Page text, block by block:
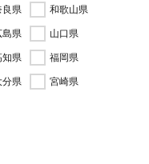
良県
和歌山県
島県
山口県
知県
福岡県
分県
宮崎県